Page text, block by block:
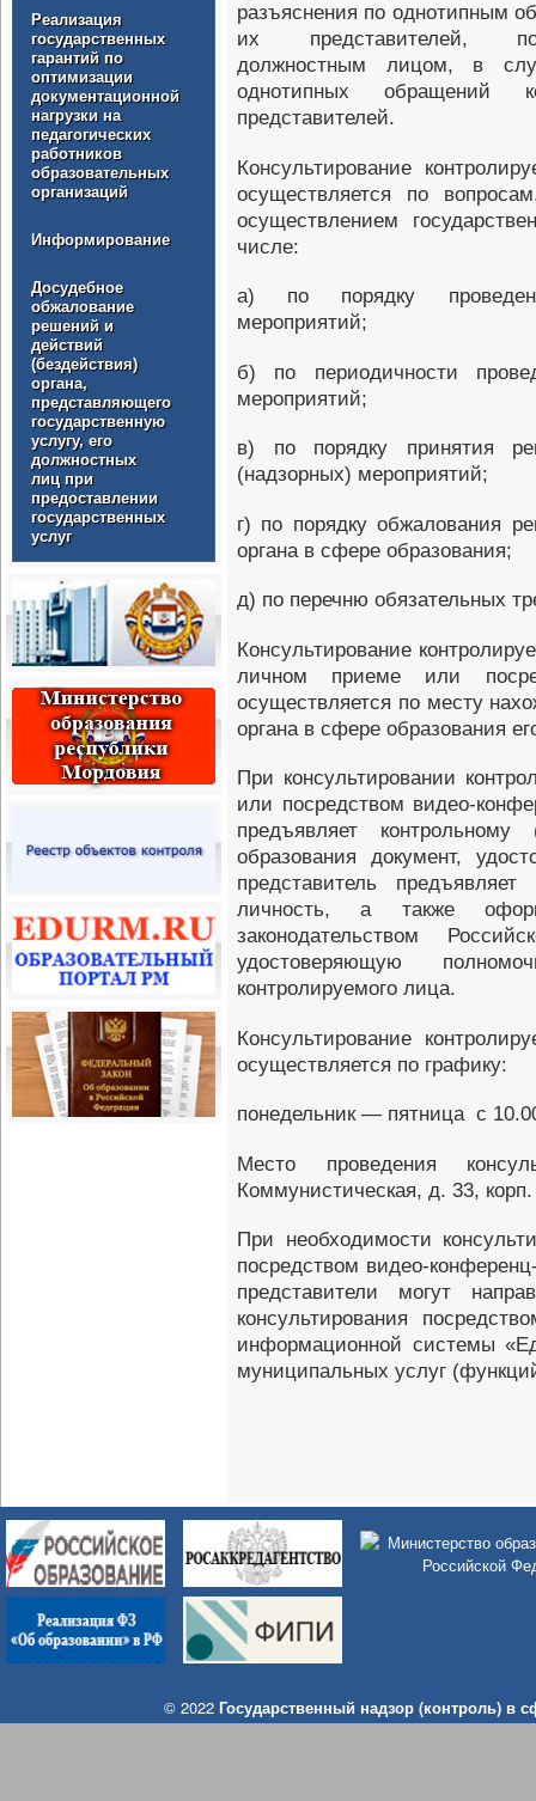
Реализация
государственных
гарантий по
оптимизации
документационной
нагрузки на
педагогических
работников
образовательных
организаций
Информирование
Досудебное
обжалование
решений и
действий
(бездействия)
органа,
представляющего
государственную
услугу, его
должностных
лиц при
предоставлении
государственных
услуг
разъяснения по однотипным
их представителей,
должностным лицом, в
однотипных
представителей.
Консультирование
осуществляется по
осуществлением
числе:
а) по порядку
мероприятий;
б) по периодичности
мероприятий;
в) по порядку принятия
(надзорных) мероприятий;
г) по порядку обжалования
органа в сфере образования;
д) по перечню обязательных
Консультирование
личном приеме или
осуществляется по месту
органа в сфере образования
При консультировании
или посредством видео-
предъявляет
образования документ,
представитель
личность, а также
законодательством
удостоверяющую
контролируемого лица.
Консультирование
осуществляется по графику:
понедельник — пятница с
Место проведения
Коммунистическая, д. 33,
При необходимости
посредством видео-
представители могут
консультирования
информационной системы
муниципальных услуг
© 2022 Государственный надзор (контроль) в